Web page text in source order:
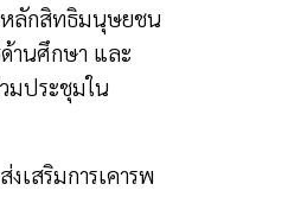
หลักสิทธิมนุษยชน
านศึกษา และ
มประชุมใน
เสริมการเคารพ